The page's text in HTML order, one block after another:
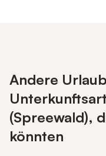
Andere
(Spreewald),
könnten